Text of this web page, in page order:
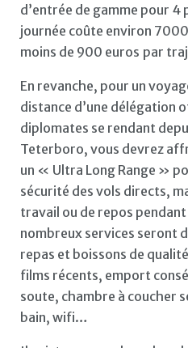
d’entrée de gamme pour
journée coûte environ
moins de 900 euros par
En revanche, pour un
distance d’une délégation
diplomates se rendant
Teterboro, vous devrez
un « Ultra Long Range »
sécurité des vols directs,
travail ou de repos
nombreux services seront
repas et boissons de
films récents, emport
soute, chambre à coucher
bain, wifi…